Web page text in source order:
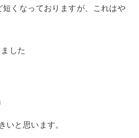
短くなっておりますが、これはや
した
いと思います。